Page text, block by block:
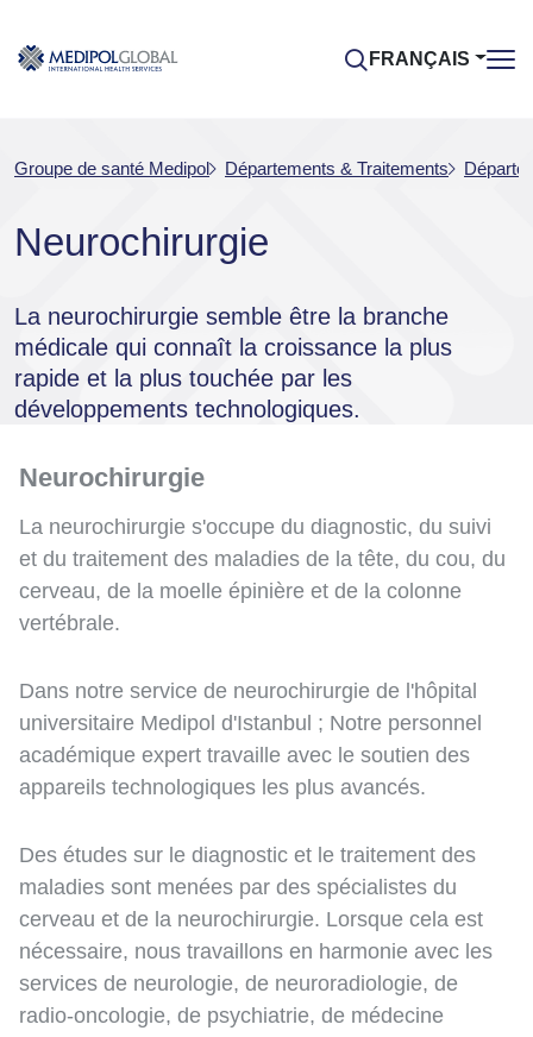
FRANÇAIS
Groupe de santé Medipol Départements & Traitements
Neurochirurgie
La neurochirurgie semble être la branche
médicale qui connaît la croissance la plus
rapide et la plus touchée par les
développements technologiques.
Neurochirurgie
La neurochirurgie s'occupe du diagnostic, du suivi
et du traitement des maladies de la tête, du cou, du
cerveau, de la moelle épinière et de la colonne
vertébrale.
Dans notre service de neurochirurgie de l'hôpital
universitaire Medipol d'Istanbul ; Notre personnel
académique expert travaille avec le soutien des
appareils technologiques les plus avancés.
Des études sur le diagnostic et le traitement des
maladies sont menées par des spécialistes du
cerveau et de la neurochirurgie. Lorsque cela est
nécessaire, nous travaillons en harmonie avec les
services de neurologie, de neuroradiologie, de
radio-oncologie, de psychiatrie, de médecine